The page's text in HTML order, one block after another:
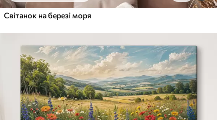
Світанок на березі моря